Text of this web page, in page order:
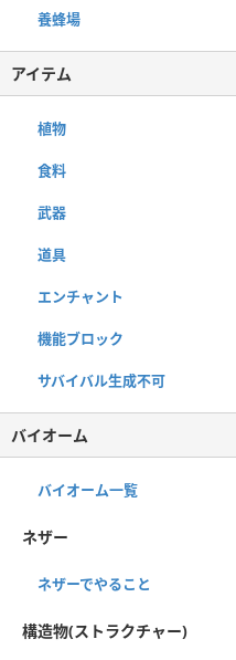
養蜂場
アイテム
植物
食料
武器
道具
エンチャント
機能ブロック
サバイバル生成不可
バイオーム
バイオーム一覧
ネザー
ネザーでやること
構造物(ストラクチャー)